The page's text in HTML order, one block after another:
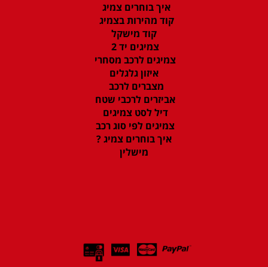
איך בוחרים צמיג
קוד מהירות בצמיג
קוד מישקל
צמיגים יד 2
צמיגים לרכב מסחרי
איזון גלגלים
מצברים לרכב
אביזרים לרכבי שטח
דיל לסט צמיגים
צמיגים לפי סוג רכב
איך בוחרים צמיג ?
מישלין